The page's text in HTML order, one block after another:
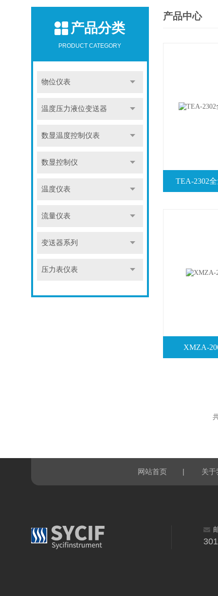
产品分类
PRODUCT CATEGORY
物位仪表
温度压力液位变送器
数显温度控制仪表
数显控制仪
温度仪表
流量仪表
变送器系列
压力表仪表
产品中心
TEA-2302
XMZA-
网站首页 | 关于